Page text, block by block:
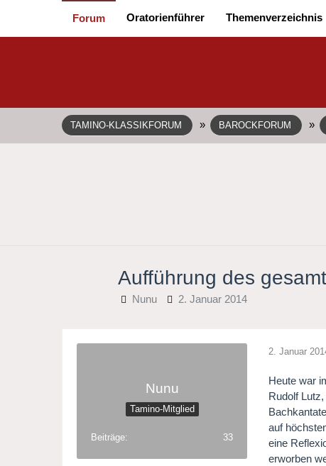
Forum Oratorienführer Themenverzeichnis
TAMINO-KLASSIKFORUM » BAROCKFORUM »
Aufführung des
Nunu 2. Januar 2014
Nunu
Tamino-Mitglied
Beiträge 33
2. Januar
Heute war
Rudolf
auf
eine
erworben